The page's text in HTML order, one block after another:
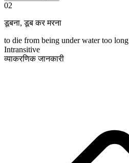
02
डूबना,डूब कर मरना
to die from being under water too long
Intransitive
व्याकरणिक जानकारी